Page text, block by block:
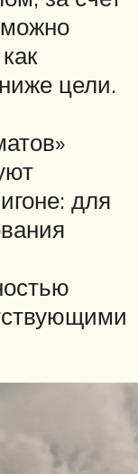
цели.
для